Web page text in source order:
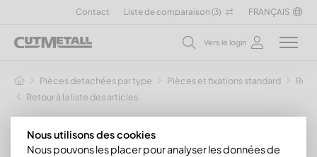
Contact Liste de comparaison (3) FRANÇAIS
Vers le login
Pièces detachées par type Pièces et fixations standard
Retour à la liste des articles
Nous utilisons des cookies
Nous pouvons les placer pour analyser les données de